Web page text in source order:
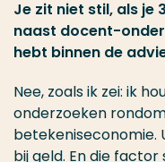
Je zit niet stil, als je
naast docent-
hebt binnen de
Nee, zoals ik zei: ik
onderzoeken
betekeniseconomie.
bij geld. En die